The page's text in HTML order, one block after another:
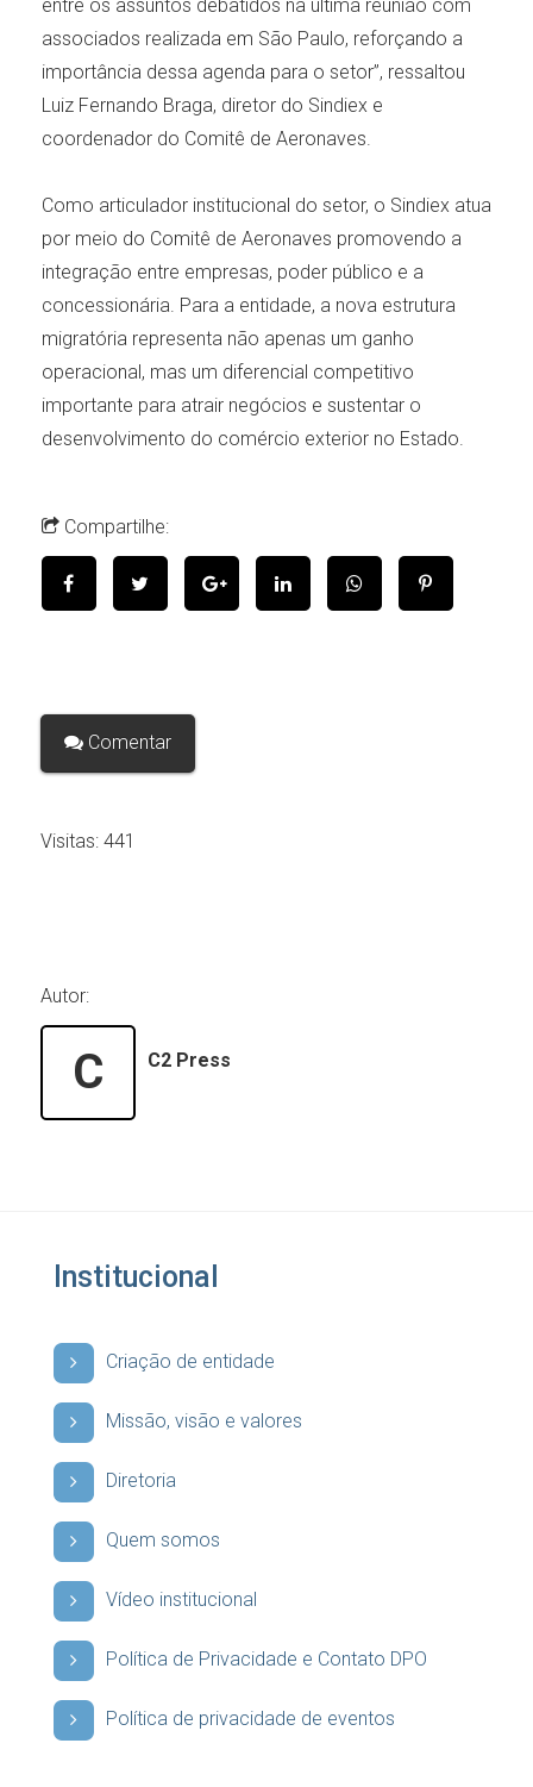
entre os assuntos debatidos na última reunião com
associados realizada em São Paulo, reforçando a
importância dessa agenda para o setor”, ressaltou
Luiz Fernando Braga, diretor do Sindiex e
coordenador do Comitê de Aeronaves.
Como articulador institucional do setor, o Sindiex atua
por meio do Comitê de Aeronaves promovendo a
integração entre empresas, poder público e a
concessionária. Para a entidade, a nova estrutura
migratória representa não apenas um ganho
operacional, mas um diferencial competitivo
importante para atrair negócios e sustentar o
desenvolvimento do comércio exterior no Estado.
Compartilhe:
Comentar
Visitas:441
Autor:
C C2 Press
Institucional
Criação de entidade
Missão, visão e valores
Diretoria
Quem somos
Vídeo institucional
Política de Privacidade e Contato DPO
Política de privacidade de eventos